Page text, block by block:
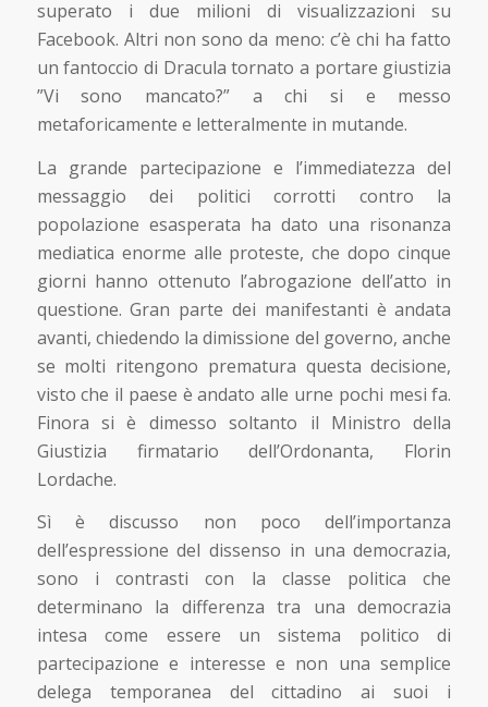
superato i due milioni di visualizzazioni su
Facebook. Altri non sono da meno: c’è chi ha fatto
un fantoccio di Dracula tornato a portare giustizia
”Vi sono mancato?” a chi si e messo
metaforicamente e letteralmente in mutande.
La grande partecipazione e l’immediatezza del
messaggio dei politici corrotti contro la
popolazione esasperata ha dato una risonanza
mediatica enorme alle proteste, che dopo cinque
giorni hanno ottenuto l’abrogazione dell’atto in
questione. Gran parte dei manifestanti è andata
avanti, chiedendo la dimissione del governo, anche
se molti ritengono prematura questa decisione,
visto che il paese è andato alle urne pochi mesi fa.
Finora si è dimesso soltanto il Ministro della
Giustizia firmatario dell’Ordonanta, Florin
Lordache.
Sì è discusso non poco dell’importanza
dell’espressione del dissenso in una democrazia,
sono i contrasti con la classe politica che
determinano la differenza tra una democrazia
intesa come essere un sistema politico di
partecipazione e interesse e non una semplice
delega temporanea del cittadino ai suoi i